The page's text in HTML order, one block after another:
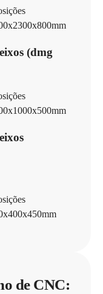
(dmg
de CNC: